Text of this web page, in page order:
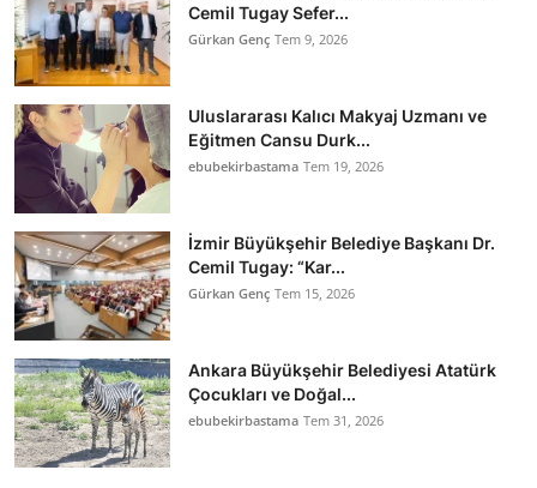
Cemil Tugay Sefer...
Gürkan Genç Tem 9, 2026
Uluslararası Kalıcı Makyaj Uzmanı ve
Eğitmen Cansu Durk...
ebubekirbastama Tem 19, 2026
İzmir Büyükşehir Belediye Başkanı Dr.
Cemil Tugay: “Kar...
Gürkan Genç Tem 15, 2026
Ankara Büyükşehir Belediyesi Atatürk
Çocukları ve Doğal...
ebubekirbastama Tem 31, 2026